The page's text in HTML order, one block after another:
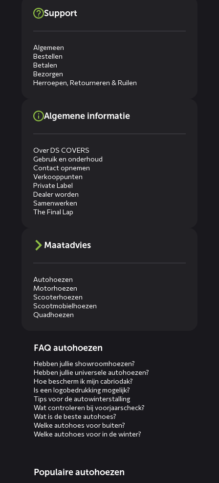
Support
Algemeen
Bestellen
Betalen
Bezorgen
Herroepen, Retourneren & Ruilen
Algemene informatie
Over DS COVERS
Gebruik en onderhoud
Contact opnemen
Verkooppunten
Private Label
Dealer worden
Samenwerken
The Final Lap
Maatadvies
Autohoezen
Motorhoezen
Scooterhoezen
Scootmobielhoezen
Quadhoezen
menusFAQ autohoezen
Hebben jullie showroomhoezen?
Hebben jullie universele autohoezen?
Hoe bescherm ik mijn cabriodak?
Is een logobedrukking mogelijk?
Tips voor de autowinterstalling
Wat controleren bij voorjaarscheck?
Wat is de beste autohoes?
Welke autohoes voor buiten?
Welke autohoes voor in de winter?
Populaire autohoezen